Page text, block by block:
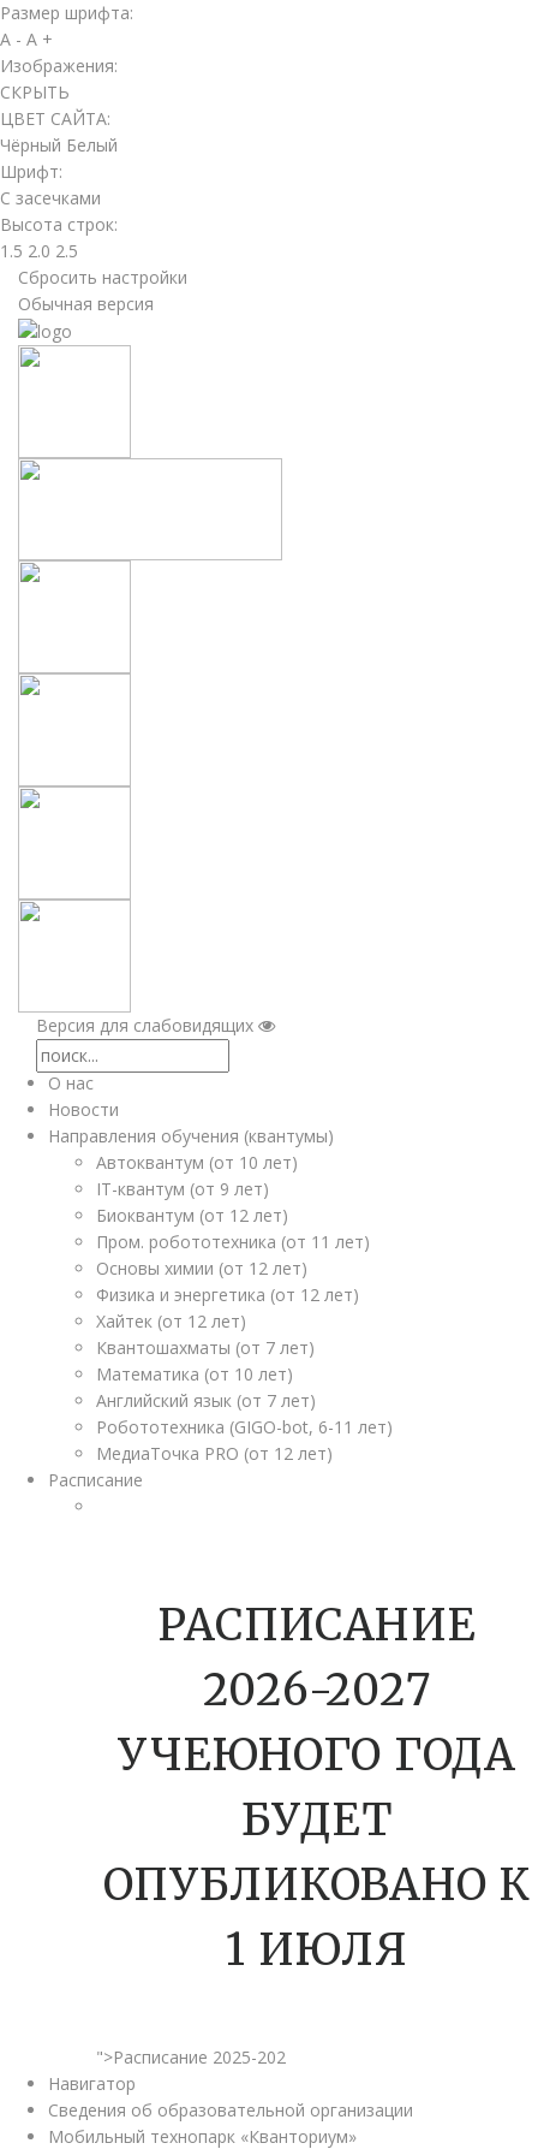
Размер шрифта:
A - A +
Изображения:
СКРЫТЬ
ЦВЕТ САЙТА:
Чёрный Белый
Шрифт:
С засечками
Высота строк:
1.5 2.0 2.5
Сбросить настройки
Обычная версия
Версия для слабовидящих
О нас
Новости
Направления обучения (квантумы)
Автоквантум (от 10 лет)
IT-квантум (от 9 лет)
Биоквантум (от 12 лет)
Пром. робототехника (от 11 лет)
Основы химии (от 12 лет)
Физика и энергетика (от 12 лет)
Хайтек (от 12 лет)
Квантошахматы (от 7 лет)
Математика (от 10 лет)
Английский язык (от 7 лет)
Робототехника (GIGO-bot, 6-11 лет)
МедиаТочка PRO (от 12 лет)
Расписание
РАСПИСАНИЕ
2026-2027
УЧЕЮНОГО ГОДА
БУДЕТ
ОПУБЛИКОВАНО К
1 ИЮЛЯ
">Расписание 2025-202
Навигатор
Сведения об образовательной организации
Мобильный технопарк «Кванториум»